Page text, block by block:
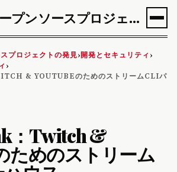
AIBIT - オープンソースプロジェクトの発見
プロジェクトの発見›開発とセキュリティ ›
›
& YOUTUBEのためのストリームCLIパ
：Twitch &
ためのストリーム